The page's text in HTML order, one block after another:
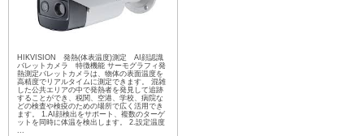
HIKVISION 発熱(体表温度)測定 AI顔認識
バレットカメラ 特徴機能 サーモグラフィ発
熱測定バレットカメラは、物体の表面温度を
高精度でリアルタイムに測定できます。 混雑
した公共エリアの中で発熱者を発見して追跡
することができ、税関、空港、学校、病院な
どの検査や検疫のための場所で広く活用でき
ます。 1.AI顔検出をサポート、複数のターゲ
ットを同時に体温を検出します。 2.設定温度
...